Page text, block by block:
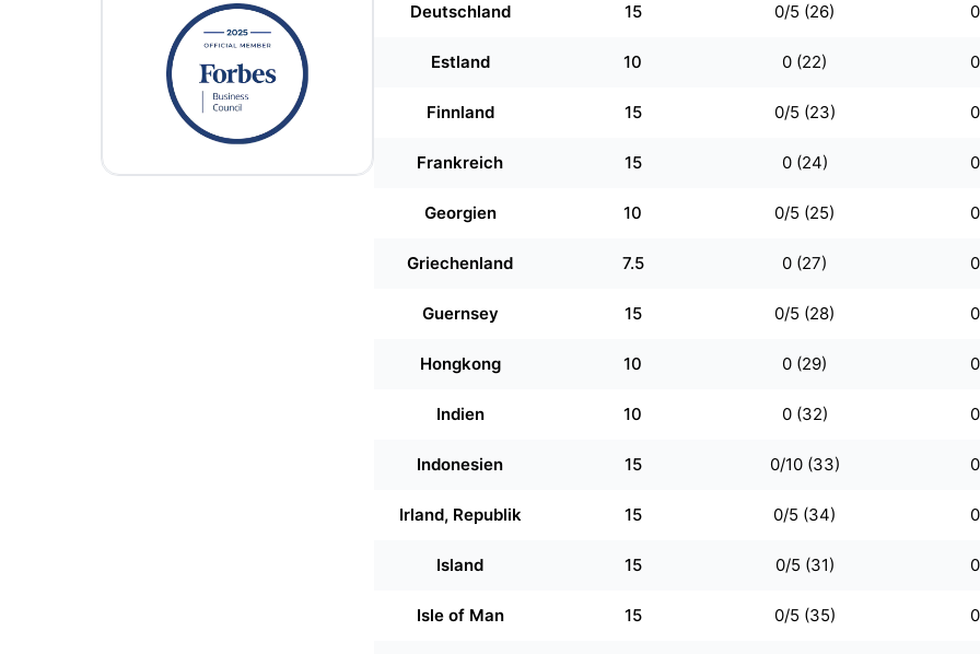
W-V Law Firm LLP Deutschland 15 0/5 (26) 0
Estland 10 0 (22) 0
Finnland 15 0/5 (23) 0
Frankreich 15 0 (24) 0
Georgien 10 0/5 (25) 0
Griechenland 7.5 0 (27) 0
Guernsey 15 0/5 (28) 0
Hongkong 10 0 (29) 0
Indien 10 0 (32) 0
Indonesien 15 0/10 (33) 0
Irland, Republik 15 0/5 (34) 0
Island 15 0/5 (31) 0
Isle of Man 15 0/5 (35) 0